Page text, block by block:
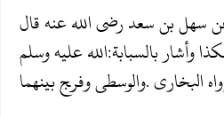
سهل بن سعد رضي الله عنه قال
الله عليه وسلم:وأشار بالسبابة
والوسطى وفر‍ج بينهما. البخاري